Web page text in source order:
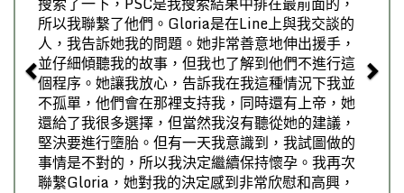
所以我聯繫了他們。Gloria是在Line上與我交談的
人，我告訴她我的問題。她非常善意地伸出援手，
並仔細傾聽我的故事，但我也了解到他們不進行這
個程序。她讓我放心，告訴我在我這種情況下我並
不孤單，他們會在那裡支持我，同時還有上帝，她
還給了我很多選擇，但當然我沒有聽從她的建議，
堅決要進行墮胎。但有一天我意識到，我試圖做的
事情是不對的，所以我決定繼續保持懷孕。我再次
聯繫Gloria，她對我的決定感到非常欣慰和高興，